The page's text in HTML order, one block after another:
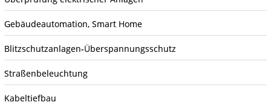
Gebäudeautomation, Smart Home
Blitzschutzanlagen‐Überspannungsschutz
Straßenbeleuchtung
Kabeltiefbau